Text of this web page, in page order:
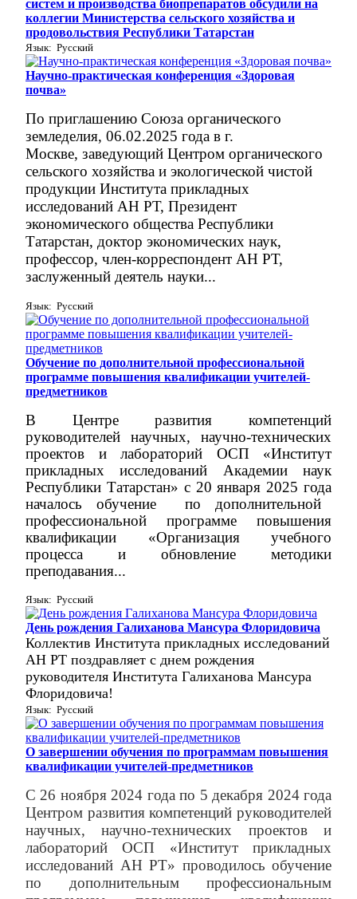
систем и производства биопрепаратов обсудили на
коллегии Министерства сельского хозяйства и
продовольствия Республики Татарстан
Язык: Русский
Научно-практическая конференция «Здоровая
почва»
По приглашению Союза органического
земледелия, 06.02.2025 года в г.
Москве, заведующий Центром органического
сельского хозяйства и экологической чистой
продукции Института прикладных
исследований АН РТ, Президент
экономического общества Республики
Татарстан, доктор экономических наук,
профессор, член-корреспондент АН РТ,
заслуженный деятель науки...
Язык: Русский
Обучение по дополнительной профессиональной
программе повышения квалификации учителей-
предметников
В Центре развития компетенций
руководителей научных, научно-технических
проектов и лабораторий ОСП «Институт
прикладных исследований Академии наук
Республики Татарстан» с 20 января 2025 года
началось обучение
по дополнительной
профессиональной программе повышения
квалификации «Организация учебного
процесса и обновление методики
преподавания...
Язык: Русский
День рождения Галиханова Мансура Флоридовича
Коллектив Института прикладных исследований
АН РТ поздравляет с днем рождения
руководителя Института Галиханова Мансура
Флоридовича!
Язык: Русский
О завершении обучения по программам повышения
квалификации учителей-предметников
С 26 ноября 2024 года по 5 декабря 2024 года
Центром развития компетенций руководителей
научных, научно-технических проектов и
лабораторийОСП «Институт прикладных
исследований АН РТ» проводилось обучение
по дополнительным профессиональным